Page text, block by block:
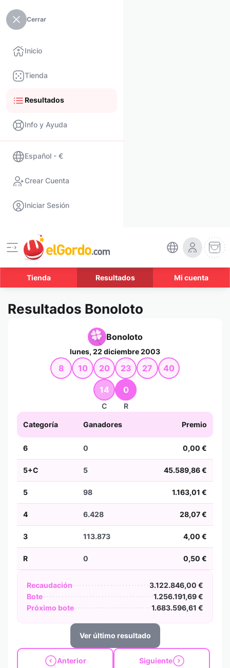
Cerrar
Inicio
Tienda
Resultados
Info y Ayuda
Español - €
Crear Cuenta
Iniciar Sesión
Tienda Resultados Mi cuenta
Resultados Bonoloto
Bonoloto
lunes, 22 diciembre 2003
8 10 20 23 27 40
14
C
0
R
Categoría Ganadores Premio
6 0 0,00 €
5+C 5 45.589,86 €
5 98 1.163,01 €
4 6.428 28,07 €
3 113.873 4,00 €
R 0 0,50 €
Recaudación
3.122.846,00 €
Bote
1.256.191,69 €
Próximo bote
1.683.596,61 €
Ver último resultado
Anterior Siguiente